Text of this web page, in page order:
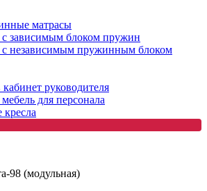
матрасы
зависимым блоком пружин
независимым пружинным блоком
руководителя
для персонала
98 (модульная)